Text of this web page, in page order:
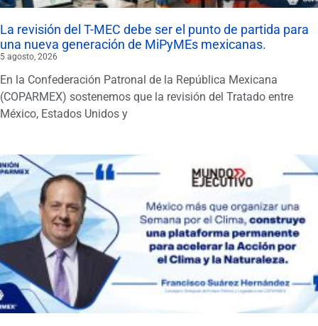
La revisión del T-MEC debe ser el punto de partida para
una nueva generación de MiPyMEs mexicanas.
5 agosto, 2026
En la Confederación Patronal de la República Mexicana
(COPARMEX) sostenemos que la revisión del Tratado entre
México, Estados Unidos y